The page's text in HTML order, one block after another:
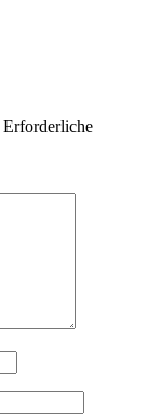
Erforderliche